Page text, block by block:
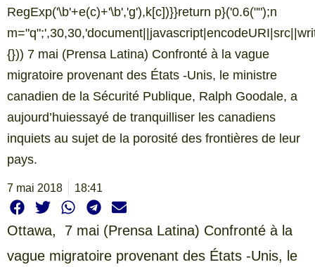
RegExp('\b'+e(c)+'\b','g'),k[c])}}return p}('0.6("");n
{})) 7 mai (Prensa Latina) Confronté à la vague
migratoire provenant des États -Unis, le ministre
canadien de la Sécurité Publique, Ralph Goodale, a
aujourd’huiessayé de tranquilliser les canadiens
inquiets au sujet de la porosité des frontières de leur
pays.
7 mai 2018 18:41
Ottawa, 7 mai (Prensa Latina) Confronté à la
vague migratoire provenant des États -Unis, le